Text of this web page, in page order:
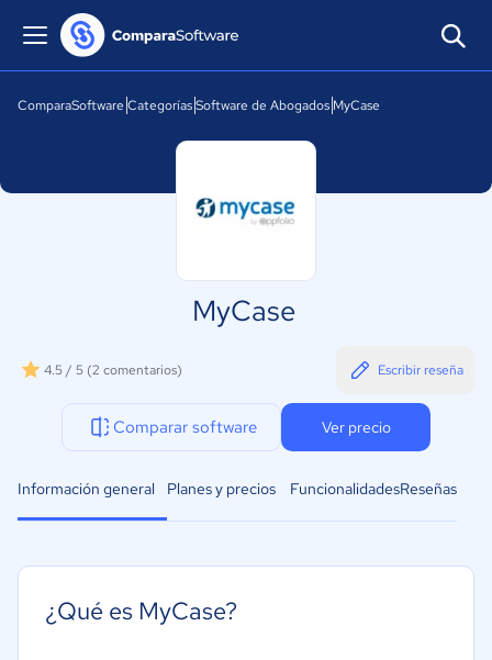
ComparaSoftware CategoríasSoftware de Abogados MyCase
MyCase
4.5 / 5 (2 comentarios) Escribir reseña
Comparar software Ver precio
Información general Planes y precios FuncionalidadesReseñas
¿Qué es MyCase?